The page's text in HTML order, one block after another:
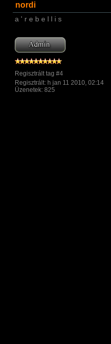
nordi
a ' r e b e l l i s
Regisztrált tag #4
Regisztrált: h jan 11 2010, 02:14
Üzenetek: 825